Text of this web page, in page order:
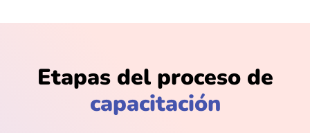
Adobe Firefly me permitió crear
imágenes para mi proyecto de arte. No
sabía que se podía usar así
Etapas del proceso de
capacitación